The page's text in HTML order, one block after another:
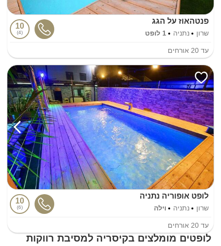
פנטהאוז על הגג
שרון נתניה 1 לופט
10
4
עד 20 אורחים
לופט אופוריה נתניה
שרון נתניה וילה
10
6
עד 20 אורחים
לופטים מומלצים בקיסריה למסיבת רווקות